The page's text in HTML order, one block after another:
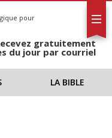
pour
gratuitement
du jour par courriel
LA BIBLE